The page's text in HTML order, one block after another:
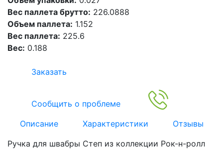
Вес паллета брутто: 226.0888
Объем паллета: 1.152
Вес паллета: 225.6
Вес: 0.188
Заказать
Сообщить о проблеме
Описание
Характеристики
Отзывы
Ручка для швабры Степ из коллекции Рок-н-ролл